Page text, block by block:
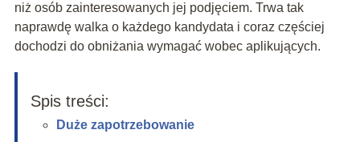
niż osób zainteresowanych jej podjęciem. Trwa tak
naprawdę walka o każdego kandydata i coraz częściej
dochodzi do obniżania wymagać wobec aplikujących.
Spis treści:
Duże zapotrzebowanie